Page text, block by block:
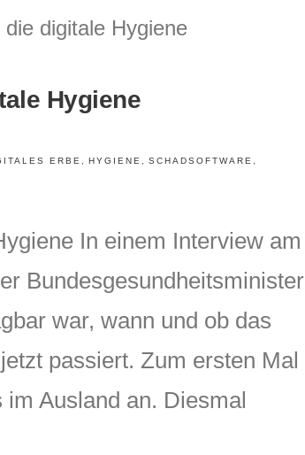
Hygiene
ERBE HYGIENE SCHADSOFTWARE
In einem Interview am
Bundesgesundheitsminister
war, wann und ob das
passiert. Zum ersten Mal
Ausland an. Diesmal